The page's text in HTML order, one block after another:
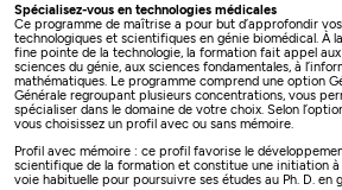
Spécialisez-vous en technologies médicales
Ce programme de maîtrise a pour but d’approfondir
technologiques et scientifiques en génie biomédical. À
fine pointe de la technologie, la formation fait appel
sciences du génie, aux sciences fondamentales, à
mathématiques. Le programme comprend une option
Générale regroupant plusieurs concentrations, vous
spécialiser dans le domaine de votre choix. Selon
vous choisissez un profil avec ou sans mémoire.
Profil avec mémoire : ce profil favorise le
scientifique de la formation et constitue une initiation à
voie habituelle pour poursuivre ses études au Ph. D. en